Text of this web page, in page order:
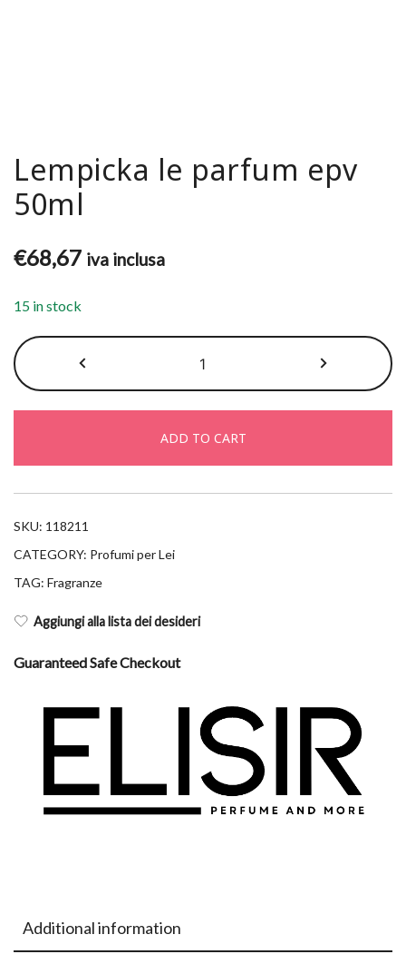
Lempicka le parfum epv
50ml
€68,67 iva inclusa
15 in stock
le
parfum
50ml
quantity
ADD TO CART
SKU: 118211
CATEGORY: Profumi per Lei
TAG: Fragranze
Aggiungi alla lista dei desideri
Guaranteed Safe Checkout
Additional information